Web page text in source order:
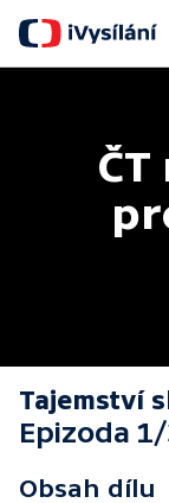
Tajemství
Epizoda
Obsah dílu